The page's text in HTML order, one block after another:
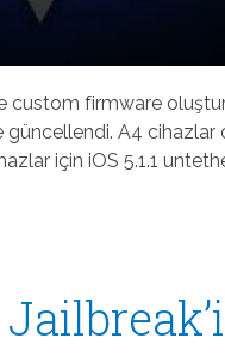
firmware
A4 cihazlar
için iOS 5.1.1